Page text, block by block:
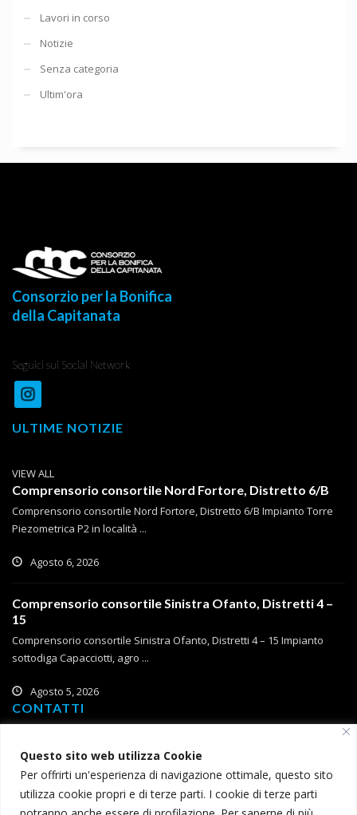
Questo sito web utilizza Cookie
Per offrirti un'esperienza di navigazione ottimale, questo sito
utilizza cookie propri e di terze parti. I cookie di terze parti
Lavori in corso
Notizie
Senza categoria
Ultim'ora
Consorzio per la Bonifica
della Capitanata
Seguici sui Social Network
ULTIME NOTIZIE
VIEW ALL
Comprensorio consortile Nord Fortore, Distretto 6/B
Comprensorio consortile Nord Fortore, Distretto 6/B Impianto Torre
Piezometrica P2 in località ...
Agosto 6, 2026
Comprensorio consortile Sinistra Ofanto, Distretti 4 –
15
Comprensorio consortile Sinistra Ofanto, Distretti 4 – 15 Impianto
sottodiga Capacciotti, agro ...
Agosto 5, 2026
CONTATTI
71121 Foggia
T (+39) 0881 785 111
F (+39) 0881 774 634